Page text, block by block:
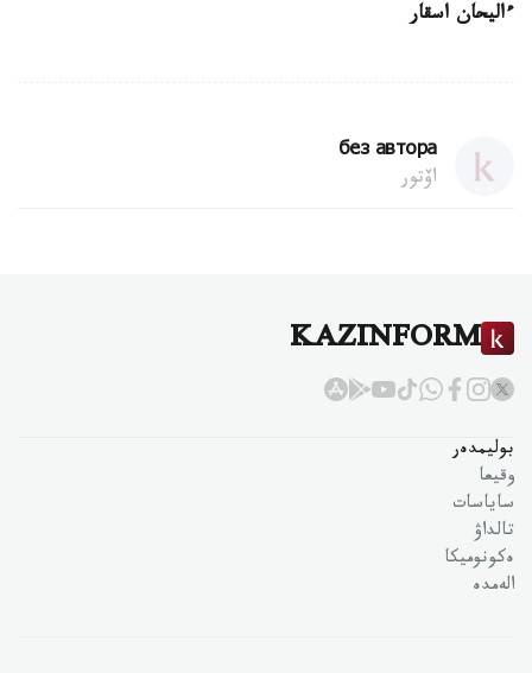
ءاليحان اسقار
без автора
اۆتور
KAZINFORM
بوليمدەر
وقيعا
ساياسات
تالداۋ
ەكونوميكا
الەمدە